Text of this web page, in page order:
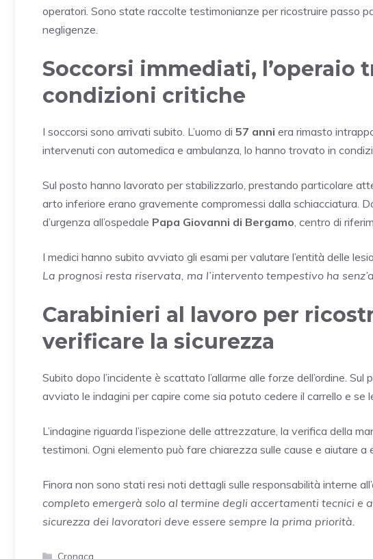
operatori. Sono state raccolte testimonianze per ricostruire passo
negligenze.
Soccorsi immediati, l’operaio
condizioni critiche
I soccorsi sono arrivati subito. L’uomo di 57 anni era rimasto
intervenuti con automedica e ambulanza, lo hanno trovato in
Sul posto hanno lavorato per stabilizzarlo, prestando particolare
arto inferiore erano gravemente compromessi dalla schiacciatura.
d’urgenza all’ospedale Papa Giovanni di Bergamo , centro di
I medici hanno subito avviato gli esami per valutare l’entità delle
La prognosi resta riservata, ma l’intervento tempestivo ha
Carabinieri al lavoro per
verificare la sicurezza
Subito dopo l’incidente è scattato l’allarme alle forze dell’ordine. Sul
avviato le indagini per capire come sia potuto cedere il carrello e
L’indagine riguarda l’ispezione delle attrezzature, la verifica della
testimoni. Ogni elemento può fare chiarezza sulle cause e aiutare a
Finora non sono stati resi noti dettagli sulle responsabilità interne
completo emergerà solo al termine degli accertamenti tecnici e
sicurezza dei lavoratori deve essere sempre la prima priorità.
Categorie
Cronaca